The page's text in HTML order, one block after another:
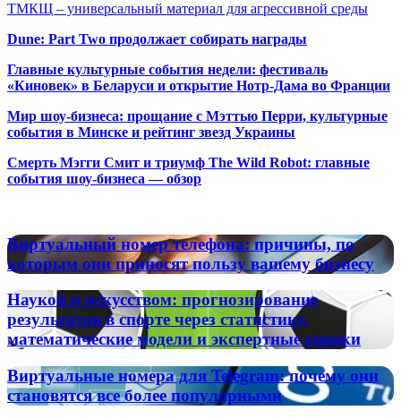
ТМКЩ – универсальный материал для агрессивной среды
Dune: Part Two продолжает собирать награды
Главные культурные события недели: фестиваль
«Киновек» в Беларуси и открытие Нотр-Дама во Франции
Мир шоу-бизнеса: прощание с Мэттью Перри, культурные
события в Минске и рейтинг звезд Украины
Смерть Мэгги Смит и триумф The Wild Robot: главные
события шоу-бизнеса — обзор
Виртуальный
номер
телефона:
причины,
по
которым
они
приносят
пользу
вашему
бизнесу
Виртуальный номер телефона: причины, по
которым они приносят пользу вашему бизнесу
Наукой
и
искусством:
прогнозирование
в
спорте
через
Наукой и искусством: прогнозирование
результатов в спорте через статистику,
математические модели и экспертные оценки
Виртуальные
номера
для
Виртуальные номера для Telegram: почему они
становятся все более популярными